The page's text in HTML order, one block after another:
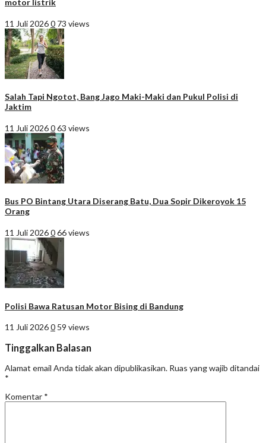
motor listrik
11 Juli 20260 73 views
Salah Tapi Ngotot, Bang Jago Maki-Maki dan Pukul Polisi di
Jaktim
11 Juli 2026063 views
Bus PO Bintang Utara Diserang Batu, Dua Sopir Dikeroyok 15
Orang
11 Juli 2026066 views
Polisi Bawa Ratusan Motor Bising di Bandung
11 Juli 20260 59 views
Tinggalkan Balasan
Alamat email Anda tidak akan dipublikasikan. Ruas yang wajib ditandai
*
Komentar *